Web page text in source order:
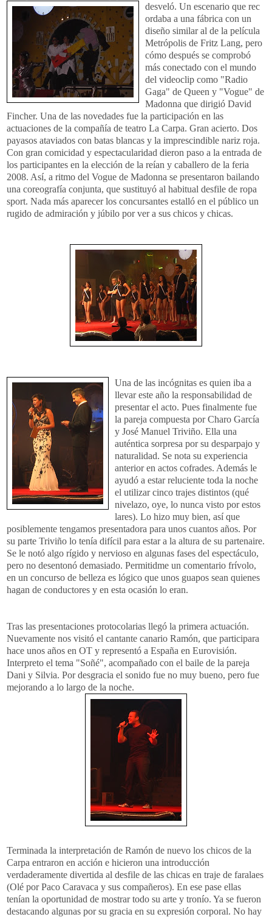
desveló. Un escenario que rec
ordaba a una fábrica con un
diseño similar al de la película
Metrópolis de Fritz Lang, pero
cómo después se comprobó
más conectado con el mundo
del videoclip como "Radio
Gaga" de Queen y "Vogue" de
Madonna que dirigió David
Fincher. Una de las novedades fue la participación en las
actuaciones de la compañía de teatro La Carpa. Gran acierto. Dos
payasos ataviados con batas blancas y la imprescindible nariz roja.
Con gran comicidad y espectacularidad dieron paso a la entrada de
los participantes en la elección de la reían y caballero de la feria
2008. Así, a ritmo del Vogue de Madonna se presentaron bailando
una coreografía conjunta, que sustituyó al habitual desfile de ropa
sport. Nada más aparecer los concursantes estalló en el público un
rugido de admiración y júbilo por ver a sus chicos y chicas.
Una de las incógnitas es quien iba a
llevar este año la responsabilidad de
presentar el acto. Pues finalmente fue
la pareja compuesta por Charo García
y José Manuel Triviño. Ella una
auténtica sorpresa por su desparpajo y
naturalidad. Se nota su experiencia
anterior en actos cofrades. Además le
ayudó a estar reluciente toda la noche
el utilizar cinco trajes distintos (qué
nivelazo, oye, lo nunca visto por estos
lares). Lo hizo muy bien, así que
posiblemente tengamos presentadora para unos cuantos años. Por
su parte Triviño lo tenía difícil para estar a la altura de su partenaire.
Se le notó algo rígido y nervioso en algunas fases del espectáculo,
pero no desentonó demasiado. Permitidme un comentario frívolo,
en un concurso de belleza es lógico que unos guapos sean quienes
hagan de conductores y en esta ocasión lo eran.
Tras las presentaciones protocolarias llegó la primera actuación.
Nuevamente nos visitó el cantante canario Ramón, que participara
hace unos años en OT y representó a España en Eurovisión.
Interpreto el tema "Soñé", acompañado con el baile de la pareja
Dani y Silvia. Por desgracia el sonido fue no muy bueno, pero fue
mejorando a lo largo de la noche.
Terminada la interpretación de Ramón de nuevo los chicos de la
Carpa entraron en acción e hicieron una introducción
verdaderamente divertida al desfile de las chicas en traje de faralaes
(Olé por Paco Caravaca y sus compañeros). En ese pase ellas
tenían la oportunidad de mostrar todo su arte y tronío. Ya se fueron
destacando algunas por su gracia en su expresión corporal. No hay